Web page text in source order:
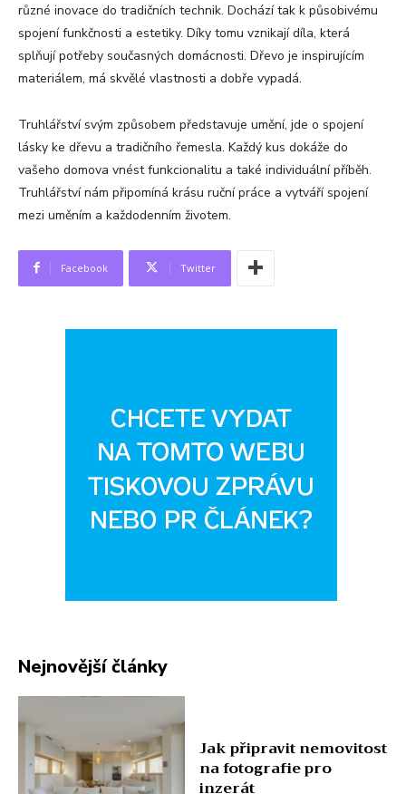
různé inovace do tradičních technik. Dochází tak k působivému
spojení funkčnosti a estetiky. Díky tomu vznikají díla, která
splňují potřeby současných domácnosti. Dřevo je inspirujícím
materiálem, má skvělé vlastnosti a dobře vypadá.
Truhlářství svým způsobem představuje umění, jde o spojení
lásky ke dřevu a tradičního řemesla. Každý kus dokáže do
vašeho domova vnést funkcionalitu a také individuální příběh.
Truhlářství nám připomíná krásu ruční práce a vytváří spojení
mezi uměním a každodenním životem.
Facebook Twitter
Nejnovější články
Jak připravit nemovitost
na fotografie pro
inzerát